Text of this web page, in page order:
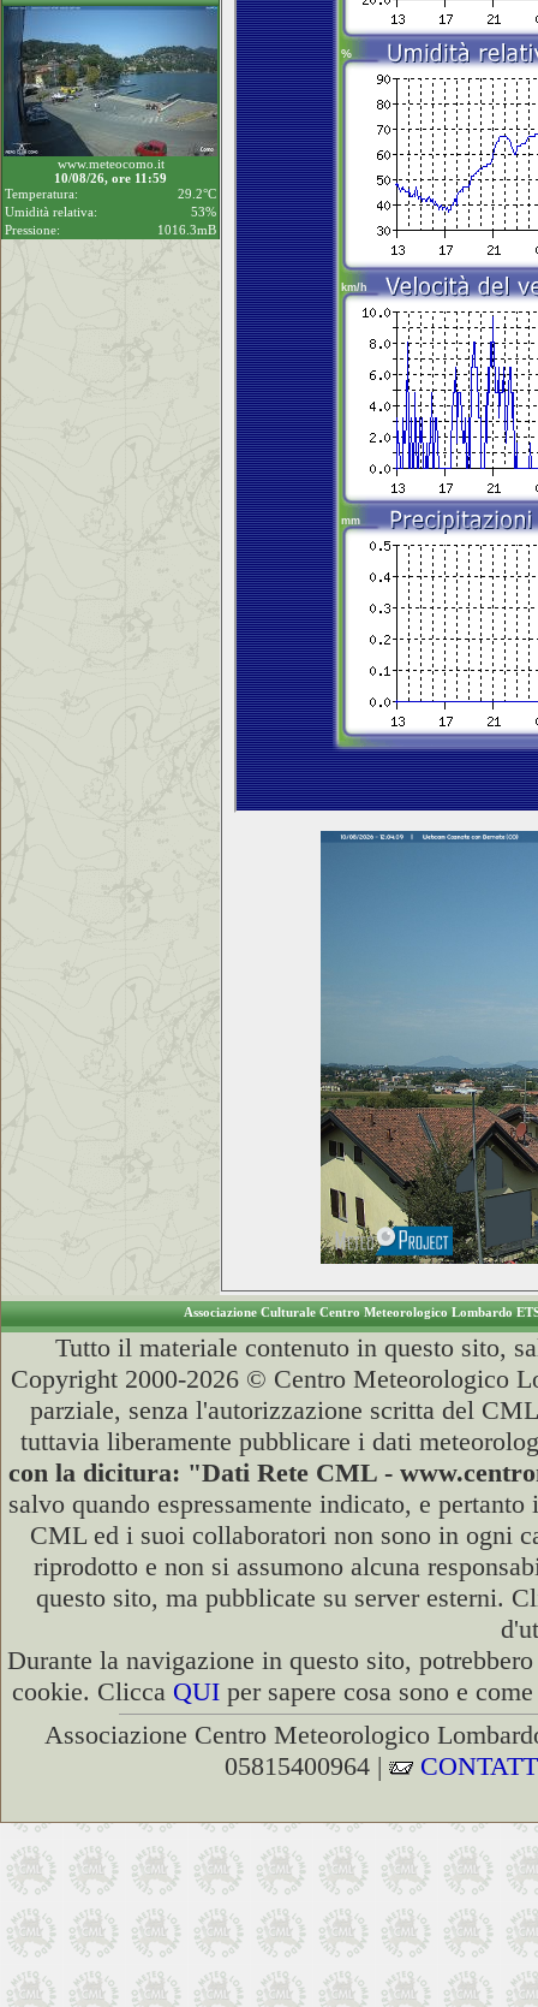
www.meteocomo.it
10/08/26, ore 11:59
Temperatura:
29.2°C
Umidità relativa:
53%
Pressione:
1016.3mB
Associazione Culturale Centro Meteorologico Lombardo
Tutto il materiale contenuto in questo sito,
Copyright 2000-2026 © Centro Meteorologico
parziale, senza l'autorizzazione scritta del
tuttavia liberamente pubblicare i dati
con la dicitura: "Dati Rete CML -
salvo quando espressamente indicato, e
CML ed i suoi collaboratori non sono in ogni
riprodotto e non si assumono alcuna
questo sito, ma pubblicate su server esterni.
Durante la navigazione in questo sito,
cookie. Clicca QUI per sapere cosa sono e
Associazione Centro Meteorologico
05815400964 |